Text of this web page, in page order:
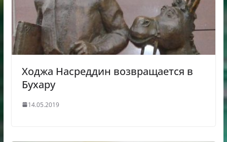
Ходжа Насреддин возвращается в
Бухару
14.05.2019